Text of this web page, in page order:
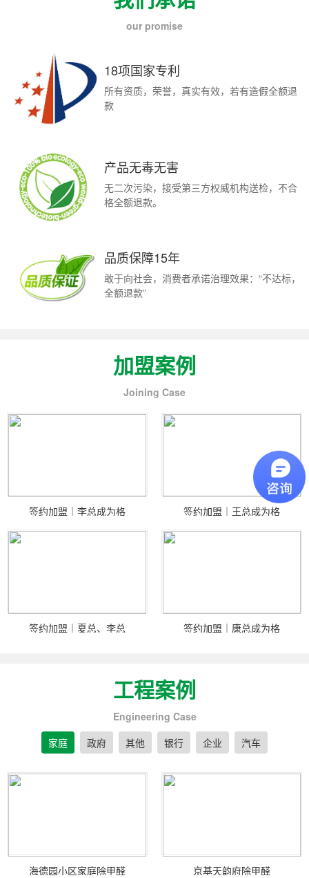
our promise
18项国家专利
所有资质，荣誉，真实有效，若有造假全额退
款
产品无毒无害
无二次污染，接受第三方权威机构送检，不合
格全额退款。
品质保障15年
敢于向社会，消费者承诺治理效果：“不达标，
全额退款”
加盟案例
Joining Case
签约加盟｜李总成为格 签约加盟｜王总成为格
签约加盟｜夏总、李总 签约加盟｜康总成为格
工程案例
Engineering Case
家庭
政府 其他 银行 企业 汽车
海德园小区家庭除甲醛 京基天韵府除甲醛